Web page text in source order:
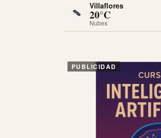
Villaflores
20°C
Nubes
PUBLICIDAD